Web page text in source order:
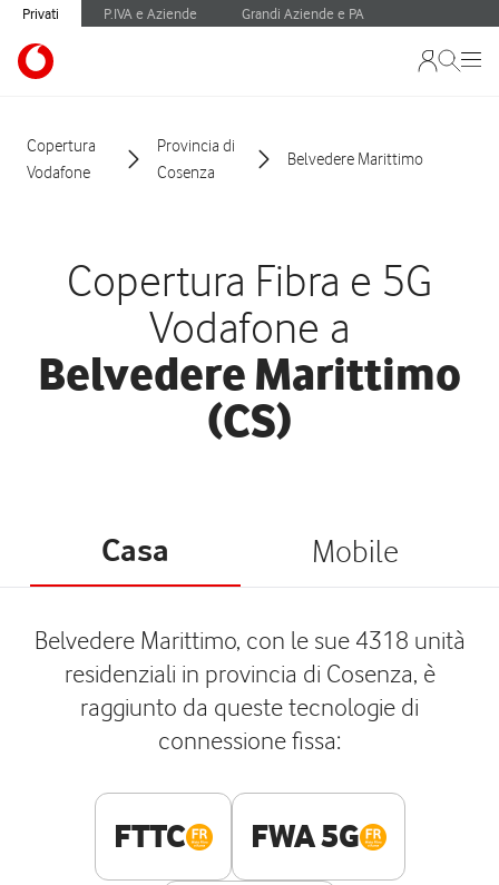
Privati P.IVA e Aziende Grandi Aziende e PA
Copertura
Vodafone
Provincia di
Cosenza
Belvedere Marittimo
Copertura Fibra e 5G
Vodafone a
Belvedere Marittimo
(CS)
Casa Mobile
Belvedere Marittimo, con le sue 4318 unità
residenziali in provincia di Cosenza, è
raggiunto da queste tecnologie di
connessione fissa:
FTTC FWA 5G